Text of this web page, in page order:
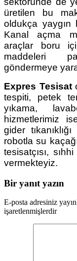
üretilen bu
oldukça yaygın
Kanal açma
araçlar boru
maddeleri
göndermeye
Expres Tesisat
tespiti, petek
yıkama,
hizmetlerimiz
gider
robotla su
tesisatçısı,
vermekteyiz.
Bir yanıt yazın
E-posta adresiniz
işaretlenmişlerdir